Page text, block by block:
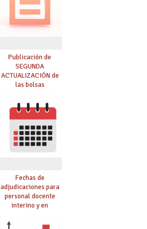
Publicación de
SEGUNDA
ACTUALIZACIÓN de
las bolsas
Cuerpo de Maestros
de especialidades
convocadas a
oposición
Fechas de
adjudicaciones para
personal docente
interino y en
debes saber